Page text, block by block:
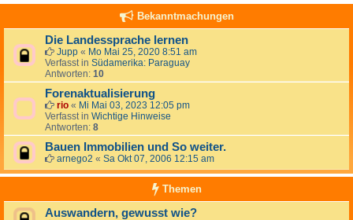
Bekanntmachungen
Die Landessprache lernen
Jupp « Mo Mai 25, 2020 8:51 am
Verfasst in Südamerika: Paraguay
Antworten: 10
Forenaktualisierung
rio « Mi Mai 03, 2023 12:05 pm
Verfasst in Wichtige Hinweise
Antworten: 8
Bauen Immobilien und So weiter.
arnego2 « Sa Okt 07, 2006 12:15 am
Themen
Auswandern, gewusst wie?